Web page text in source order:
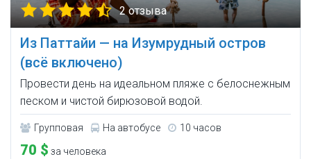
2 отзыва
Из Паттайи — на Изумрудный остров
(всё включено)
Провести день на идеальном пляже с белоснежным
песком и чистой бирюзовой водой.
Групповая На автобусе 10 часов
70 $ за человека